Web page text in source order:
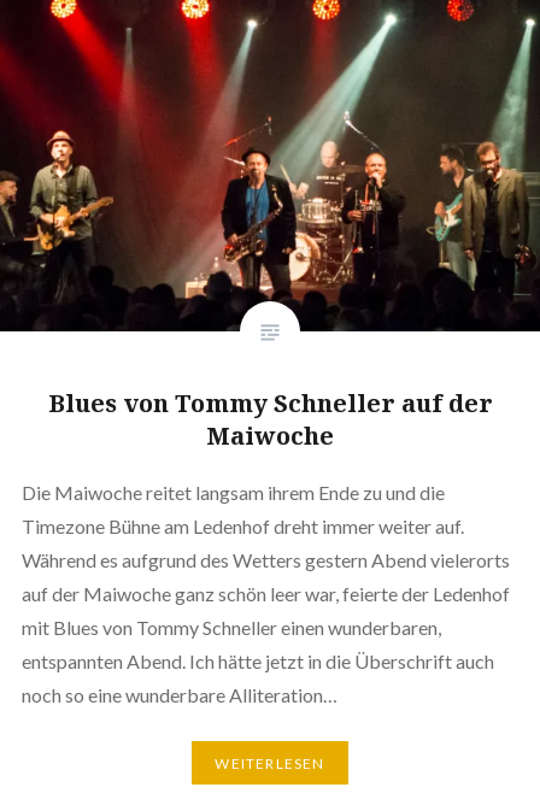
Blues von Tommy Schneller auf der
Maiwoche
Die Maiwoche reitet langsam ihrem Ende zu und die
Timezone Bühne am Ledenhof dreht immer weiter auf.
Während es aufgrund des Wetters gestern Abend vielerorts
auf der Maiwoche ganz schön leer war, feierte der Ledenhof
mit Blues von Tommy Schneller einen wunderbaren,
entspannten Abend. Ich hätte jetzt in die Überschrift auch
noch so eine wunderbare Alliteration…
WEITERLESEN